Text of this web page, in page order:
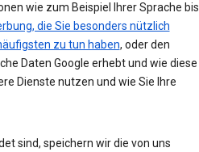
wie zum Beispiel Ihrer Sprache bis
die Sie besonders nützlich
zu tun haben, oder den
Daten Google erhebt und wie diese
Dienste nutzen und wie Sie Ihre
sind, speichern wir die von uns